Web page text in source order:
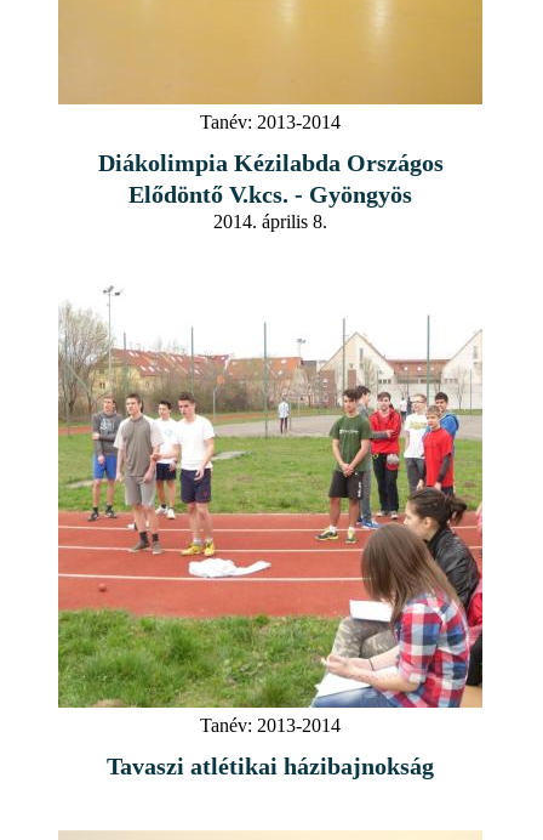
Tanév: 2013-2014
Diákolimpia Kézilabda Országos
Elődöntő V.kcs. - Gyöngyös
2014. április 8.
Tanév: 2013-2014
Tavaszi atlétikai házibajnokság